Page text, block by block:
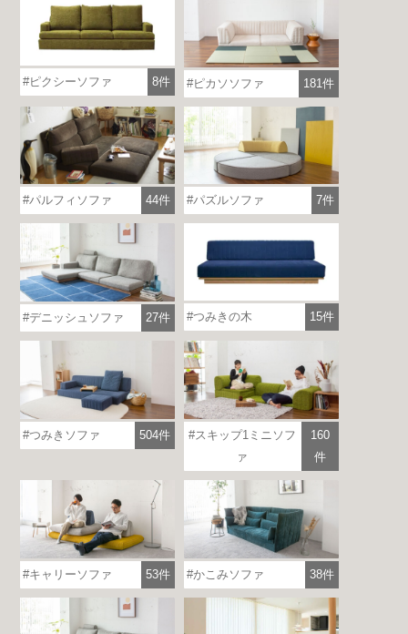
各地で出張ショールームを開催！
この機会にHAREMのソファをお試しくだ
ピクシーソファ 8件 ピカソソファ 181件
パルフィソファ 44件 パズルソファ 7件
デニッシュソファ 27件 つみきの木 15件
つみきソファ 504件
スキップ1ミニソフ
ァ
160
件
キャリーソファ 53件 かこみソファ 38件